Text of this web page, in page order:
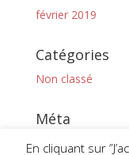
février 2019
Catégories
Non classé
Méta
Connexion
En cliquant sur